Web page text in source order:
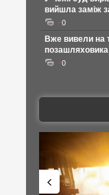
вийшла заміж
0
Вже вивели на
0